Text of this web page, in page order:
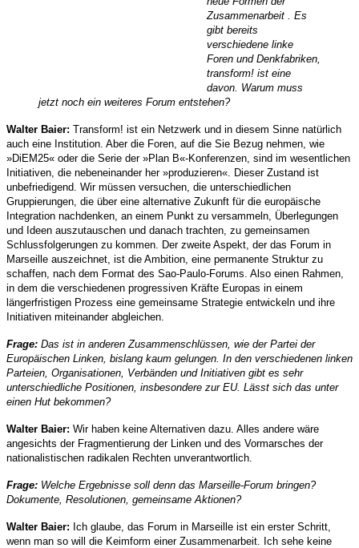
Zusammenarbeit . Es
gibt bereits
verschiedene linke
Foren und Denkfabriken,
transform! ist eine
davon. Warum muss
jetzt noch ein weiteres Forum entstehen?
Walter Baier: Transform! ist ein Netzwerk und in diesem Sinne natürlich
auch eine Institution. Aber die Foren, auf die Sie Bezug nehmen, wie
»DiEM25« oder die Serie der »Plan B«-Konferenzen, sind im wesentlichen
Initiativen, die nebeneinander her »produzieren«. Dieser Zustand ist
unbefriedigend. Wir müssen versuchen, die unterschiedlichen
Gruppierungen, die über eine alternative Zukunft für die europäische
Integration nachdenken, an einem Punkt zu versammeln, Überlegungen
und Ideen auszutauschen und danach trachten, zu gemeinsamen
Schlussfolgerungen zu kommen. Der zweite Aspekt, der das Forum in
Marseille auszeichnet, ist die Ambition, eine permanente Struktur zu
schaffen, nach dem Format des Sao-Paulo-Forums. Also einen Rahmen,
in dem die verschiedenen progressiven Kräfte Europas in einem
längerfristigen Prozess eine gemeinsame Strategie entwickeln und ihre
Initiativen miteinander abgleichen.
Frage: Das ist in anderen Zusammenschlüssen, wie der Partei der
Europäischen Linken, bislang kaum gelungen. In den verschiedenen linken
Parteien, Organisationen, Verbänden und Initiativen gibt es sehr
unterschiedliche Positionen, insbesondere zur EU. Lässt sich das unter
einen Hut bekommen?
Walter Baier: Wir haben keine Alternativen dazu. Alles andere wäre
angesichts der Fragmentierung der Linken und des Vormarsches der
nationalistischen radikalen Rechten unverantwortlich.
Frage: Welche Ergebnisse soll denn das Marseille-Forum bringen?
Dokumente, Resolutionen, gemeinsame Aktionen?
Walter Baier: Ich glaube, das Forum in Marseille ist ein erster Schritt,
wenn man so will die Keimform einer Zusammenarbeit. Ich sehe keine